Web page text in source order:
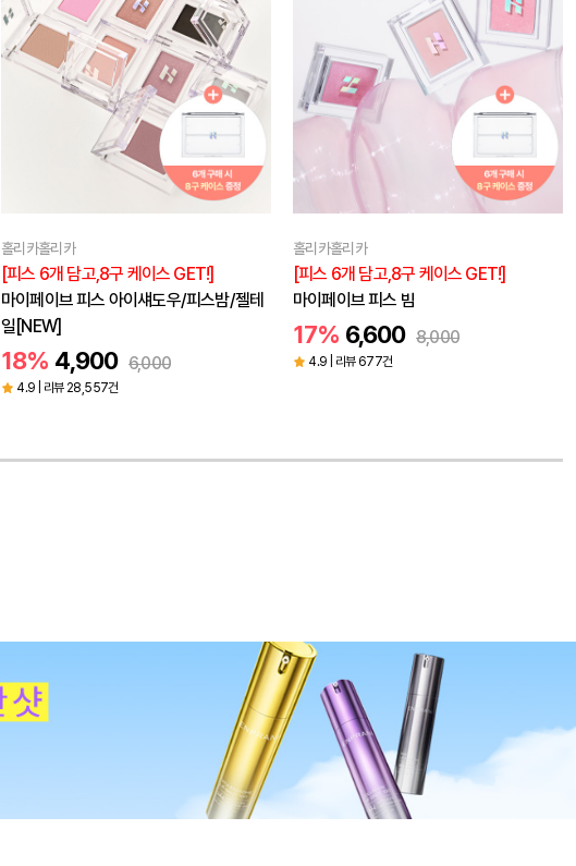
홀리카홀리카
[피스 6개 담고,8구 케이스 GET!]
마이페이브 피스 아이섀도우/피스밤/젤테
일[NEW]
18% 4,900 6,000
4.9 | 리뷰 28,557건
홀리카홀리카
[피스 6개 담고,8구 케이스 GET!]
마이페이브 피스 빔
17% 6,600 8,000
4.9 | 리뷰 677건